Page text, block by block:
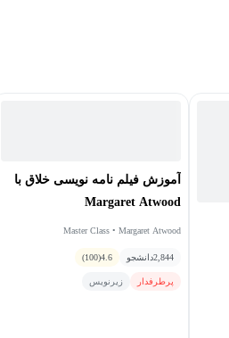
آموزش فیلم نامه نویسی خلاق با
Margaret Atwood
Master Class • Margaret Atwood
2,844دانشجو 4.6
(100)
پرطرفدار زیرنویس